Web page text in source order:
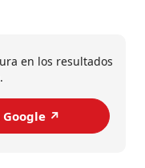
en los resultados
Google ↗️